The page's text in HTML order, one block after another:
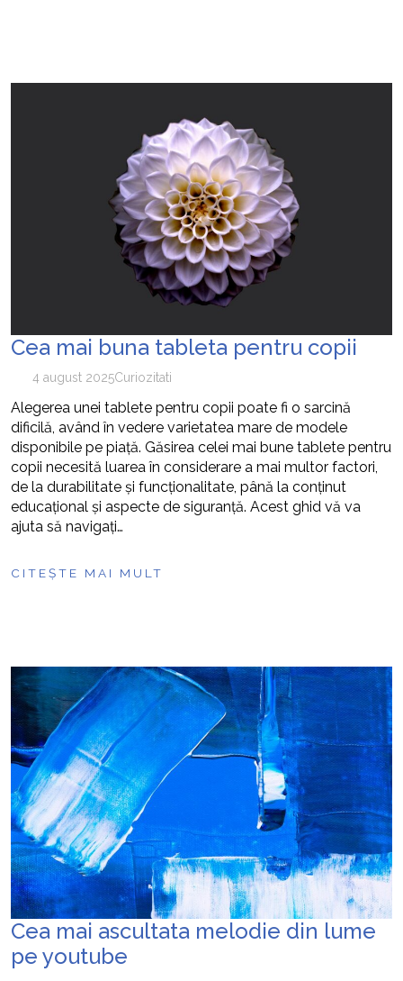
Cea mai buna tableta pentru copii
4 august 2025Curiozitati
Alegerea unei tablete pentru copii poate fi o sarcină
dificilă, având în vedere varietatea mare de modele
disponibile pe piață. Găsirea celei mai bune tablete pentru
copii necesită luarea în considerare a mai multor factori,
de la durabilitate și funcționalitate, până la conținut
educațional și aspecte de siguranță. Acest ghid vă va
ajuta să navigați…
CITEȘTE MAI MULT
Cea mai ascultata melodie din lume
pe youtube